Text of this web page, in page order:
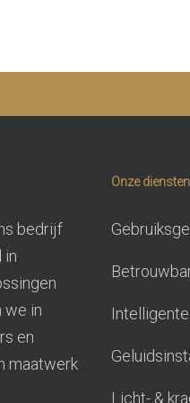
bedrijf
in
we in
en
maatwerk
Onze diensten
Licht- &